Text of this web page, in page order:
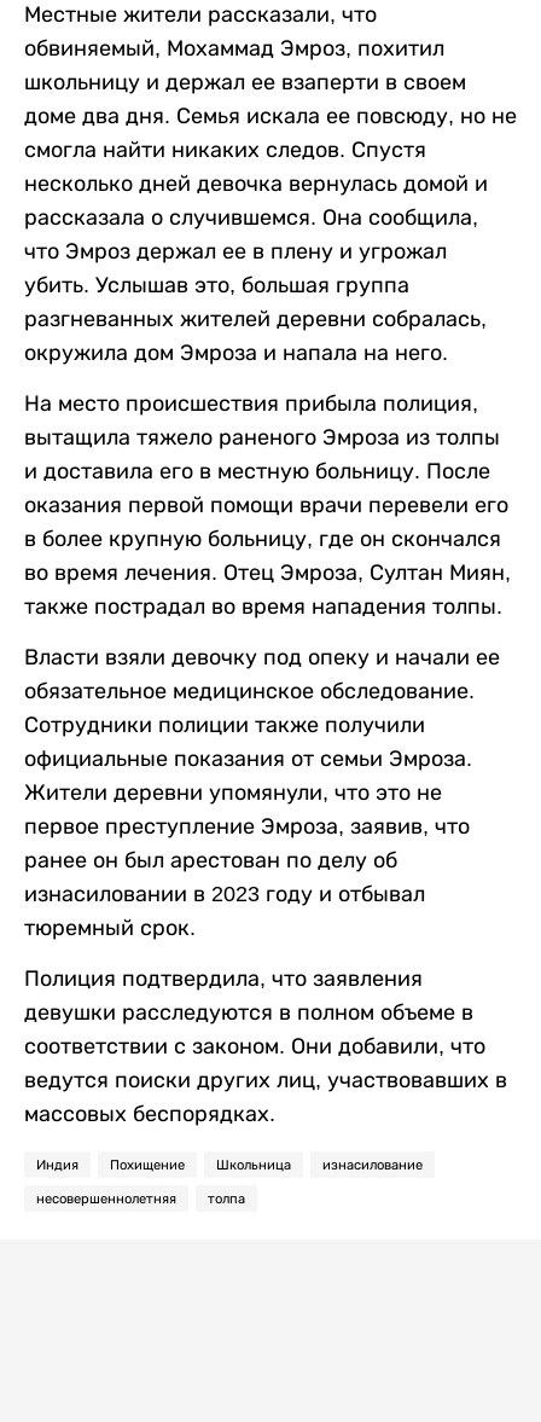
Местные жители рассказали, что
обвиняемый, Мохаммад Эмроз, похитил
школьницу и держал ее взаперти в своем
доме два дня. Семья искала ее повсюду, но не
смогла найти никаких следов. Спустя
несколько дней девочка вернулась домой и
рассказала о случившемся. Она сообщила,
что Эмроз держал ее в плену и угрожал
убить. Услышав это, большая группа
разгневанных жителей деревни собралась,
окружила дом Эмроза и напала на него.
На место происшествия прибыла полиция,
вытащила тяжело раненого Эмроза из толпы
и доставила его в местную больницу. После
оказания первой помощи врачи перевели его
в более крупную больницу, где он скончался
во время лечения. Отец Эмроза, Султан Миян,
также пострадал во время нападения толпы.
Власти взяли девочку под опеку и начали ее
обязательное медицинское обследование.
Сотрудники полиции также получили
официальные показания от семьи Эмроза.
Жители деревни упомянули, что это не
первое преступление Эмроза, заявив, что
ранее он был арестован по делу об
изнасиловании в 2023 году и отбывал
тюремный срок.
Полиция подтвердила, что заявления
девушки расследуются в полном объеме в
соответствии с законом. Они добавили, что
ведутся поиски других лиц, участвовавших в
массовых беспорядках.
Индия Похищение Школьница изнасилование
несовершеннолетняя толпа